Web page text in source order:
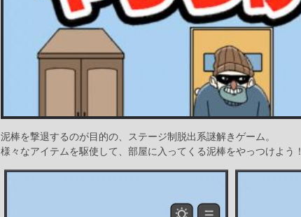
泥棒を撃退するのが目的の、ステージ制脱出系謎解きゲーム。
様々なアイテムを駆使して、部屋に入ってくる泥棒をやっつけよう！